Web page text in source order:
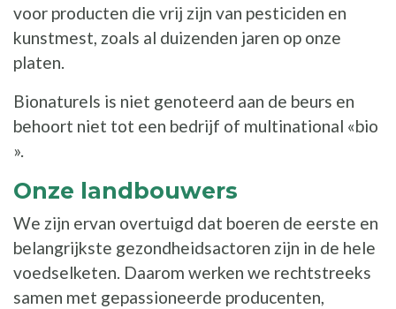
voor producten die vrij zijn van pesticiden en
kunstmest, zoals al duizenden jaren op onze
platen.
Bionaturels is niet genoteerd aan de beurs en
behoort niet tot een bedrijf of multinational «bio
».
Onze landbouwers
We zijn ervan overtuigd dat boeren de eerste en
belangrijkste gezondheidsactoren zijn in de hele
voedselketen. Daarom werken we rechtstreeks
samen met gepassioneerde producenten,